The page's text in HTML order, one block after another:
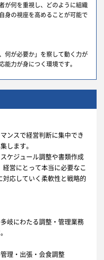
が何を重視し、どのように組織
身の視座を高めることが可能で
何が必要か」を察して動く力が
力が身につく環境です。
ンスで経営判断に集中でき
します。
ケジュール調整や書類作成
営にとって本当に必要なこ
対応していく柔軟性と戦略的
岐にわたる調整・管理業務
理・出張・会食調整